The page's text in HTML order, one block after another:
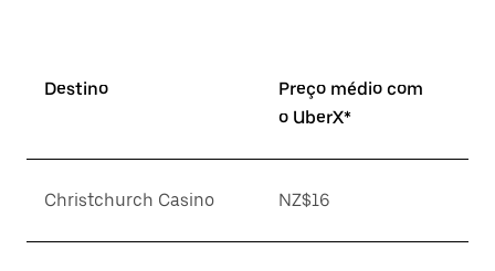
Destino
Preço médio com
o UberX*
Christchurch Casino NZ$16